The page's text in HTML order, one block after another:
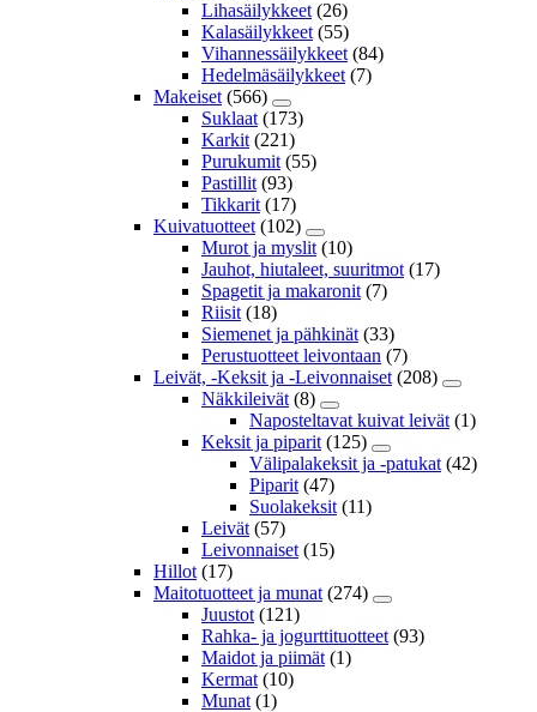
Lihasäilykkeet (26)
Kalasäilykkeet (55)
Vihannessäilykkeet (84)
Hedelmäsäilykkeet (7)
Makeiset (566)
Suklaat (173)
Karkit (221)
Purukumit (55)
Pastillit (93)
Tikkarit (17)
Kuivatuotteet (102)
Murot ja myslit (10)
Jauhot, hiutaleet, suuritmot (17)
Spagetit ja makaronit (7)
Riisit (18)
Siemenet ja pähkinät (33)
Perustuotteet leivontaan (7)
Leivät, -Keksit ja -Leivonnaiset (208)
Näkkileivät (8)
Naposteltavat kuivat leivät (1)
Keksit ja piparit (125)
Välipalakeksit ja -patukat (42)
Piparit (47)
Suolakeksit (11)
Leivät (57)
Leivonnaiset (15)
Hillot (17)
Maitotuotteet ja munat (274)
Juustot (121)
Rahka- ja jogurttituotteet (93)
Maidot ja piimät (1)
Kermat (10)
Munat (1)